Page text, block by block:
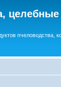
целебные
пчеловодства,